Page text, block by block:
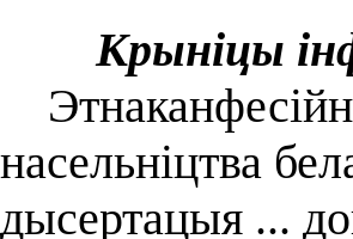
Крыніцы
насельнiцтва
дысертацыя ...